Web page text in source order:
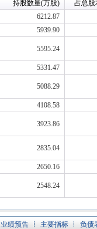
持股数量(万股)
占总股
6212.87
5939.90
5595.24
5331.47
5088.29
4108.58
3923.86
2835.04
2650.16
2548.24
业绩预告 主要指标 负债